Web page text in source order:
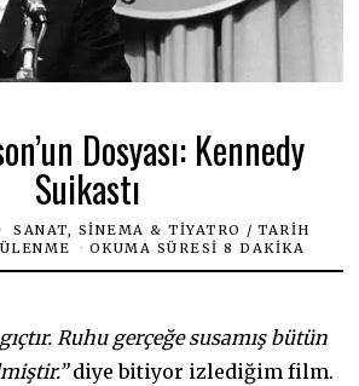
Dosyası: Kennedy
Suikastı
SANAT, SINEMA & TIYATRO / TARIH
OKUMA SÜRESI 8 DAKIKA
Ruhu gerçeğe susamış bütün
diye bitiyor izlediğim film.